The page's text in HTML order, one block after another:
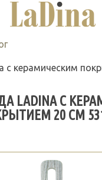
с керамическим
LADINA С
20 СМ